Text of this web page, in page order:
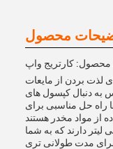
کارتریج واپ
لذت بردن از مایعات
به دنبال کپسول های
راه حل مناسبی برای
کارتریج بخار ما ظرفیت 8 میلی لیتر دارند که به شما
برای مدت طولانی تری